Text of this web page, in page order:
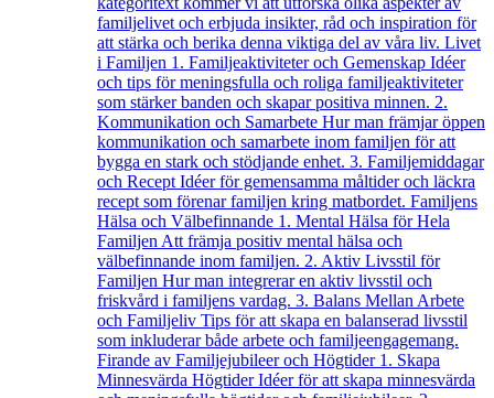
familjelivet och erbjuda insikter, råd och inspiration för
att stärka och berika denna viktiga del av våra liv. Livet
i Familjen 1. Familjeaktiviteter och Gemenskap Idéer
och tips för meningsfulla och roliga familjeaktiviteter
som stärker banden och skapar positiva minnen. 2.
Kommunikation och Samarbete Hur man främjar öppen
kommunikation och samarbete inom familjen för att
bygga en stark och stödjande enhet. 3. Familjemiddagar
och Recept Idéer för gemensamma måltider och läckra
recept som förenar familjen kring matbordet. Familjens
Hälsa och Välbefinnande 1. Mental Hälsa för Hela
Familjen Att främja positiv mental hälsa och
välbefinnande inom familjen. 2. Aktiv Livsstil för
Familjen Hur man integrerar en aktiv livsstil och
friskvård i familjens vardag. 3. Balans Mellan Arbete
och Familjeliv Tips för att skapa en balanserad livsstil
som inkluderar både arbete och familjeengagemang.
Firande av Familjejubileer och Högtider 1. Skapa
Minnesvärda Högtider Idéer för att skapa minnesvärda